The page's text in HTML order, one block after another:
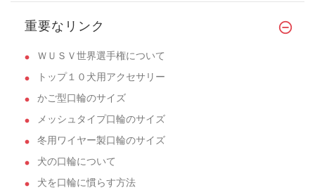
重要なリンク
ＷＵＳＶ世界選手権について
トップ１０犬用アクセサリー
かご型口輪のサイズ
メッシュタイプ口輪のサイズ
冬用ワイヤー製口輪のサイズ
犬の口輪について
犬を口輪に慣らす方法